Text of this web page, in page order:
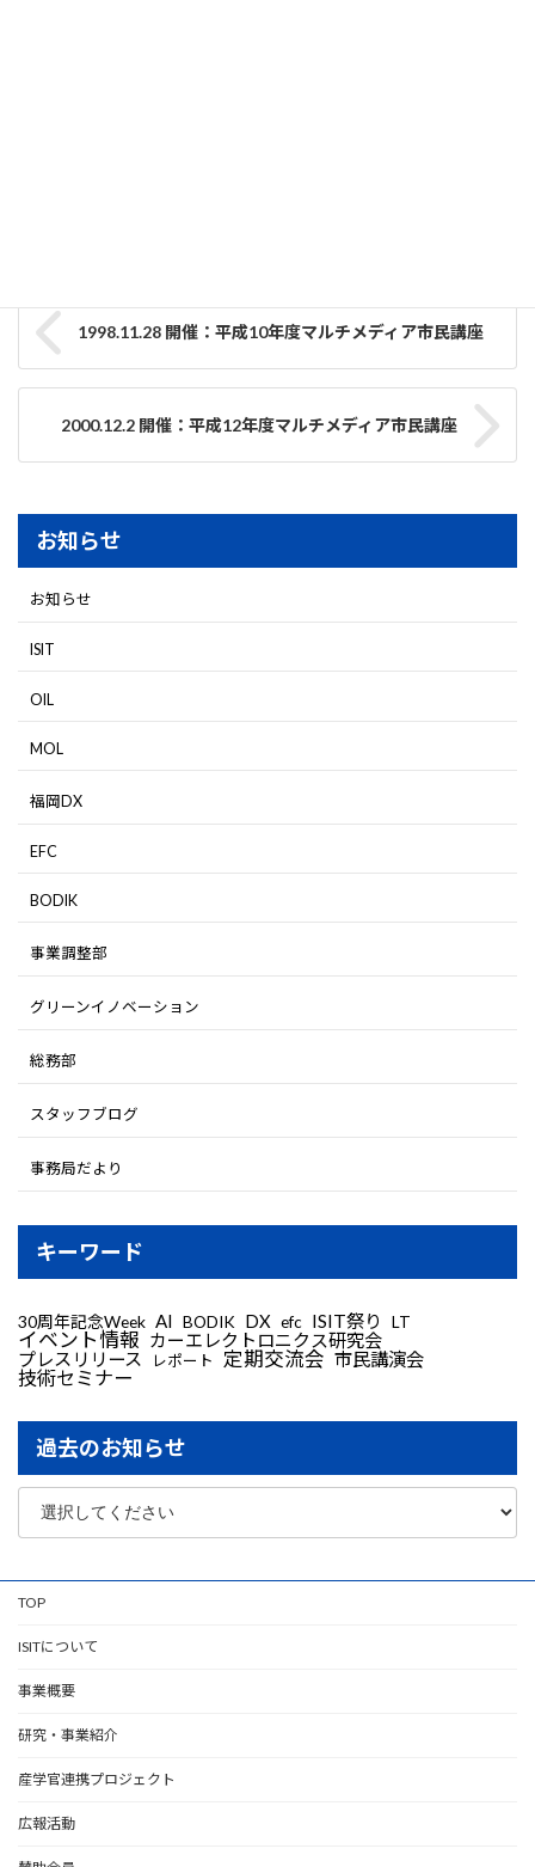
1998.11.28 開催：平成10年度マルチメディア市民講座
2000.12.2 開催：平成12年度マルチメディア市民講座
お知らせ
お知らせ
ISIT
OIL
MOL
福岡DX
EFC
BODIK
事業調整部
グリーンイノベーション
総務部
スタッフブログ
事務局だより
キーワード
30周年記念Week AI BODIK DX efc ISIT祭り LT
イベント情報 カーエレクトロニクス研究会
プレスリリース
レポート 定期交流会 市民講演会
技術セミナー
過去のお知らせ
TOP
ISITについて
事業概要
研究・事業紹介
産学官連携プロジェクト
広報活動